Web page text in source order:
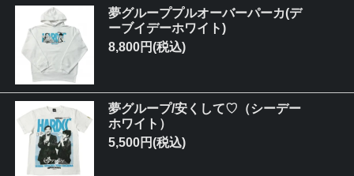
夢グループプルオーバーパーカ(デ
ーブイデーホワイト)
8,800円(税込)
夢グループ/安くして♡（シーデー
ホワイト）
5,500円(税込)